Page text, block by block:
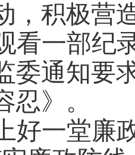
，积极营
看一部纪
委通知要
忍》。
好一堂廉